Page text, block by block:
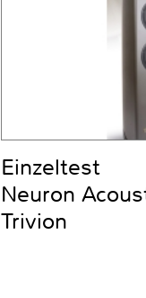
Einzeltest
Neuron
Trivion